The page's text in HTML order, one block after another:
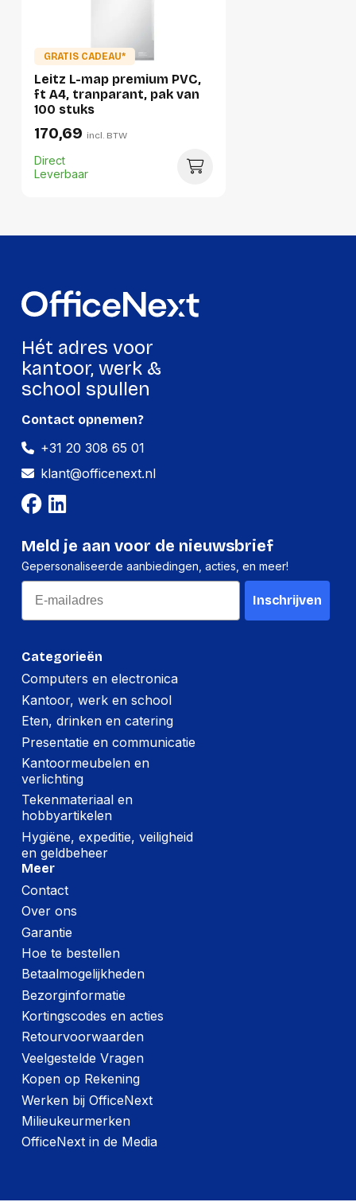
Per stuk
Hoeveelheid:
1 stuk
Breedte:
Hoogte:
Lengte:
338 millimeter
Breedte:
283 millimeter
Lengte:
Gewicht:
Hoeveelheid:
Breedte:
Lengte:
-
Gewicht:
-
GRATIS CADEAU*
Leitz L-map premium PVC,
ft A4, tranparant, pak van
100 stuks
170,69 incl. BTW
Direct
Leverbaar
Hét adres voor
kantoor, werk &
school spullen
Categorieën
Computers en electronica
Kantoor, werk en school
Eten, drinken en catering
Presentatie en communicatie
Kantoormeubelen en
verlichting
Tekenmateriaal en
hobbyartikelen
Hygiëne, expeditie, veiligheid
en geldbeheer
Meer
Contact
Over ons
Garantie
Hoe te bestellen
Betaalmogelijkheden
Bezorginformatie
Kortingscodes en acties
Retourvoorwaarden
Veelgestelde Vragen
Kopen op Rekening
Werken bij OfficeNext
Milieukeurmerken
OfficeNext in de Media
Contact opnemen?
+31 20 308 65 01
klant@officenext.nl
Meld je aan voor de nieuwsbrief
Gepersonaliseerde aanbiedingen, acties, en meer!
Email
Inschrijven